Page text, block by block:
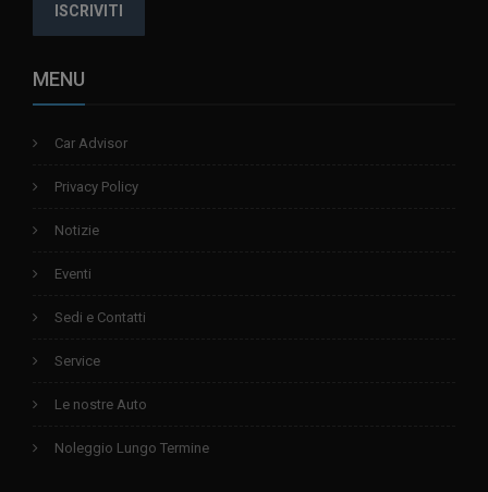
ISCRIVITI
MENU
Car Advisor
Privacy Policy
Notizie
Eventi
Sedi e Contatti
Service
Le nostre Auto
Noleggio Lungo Termine